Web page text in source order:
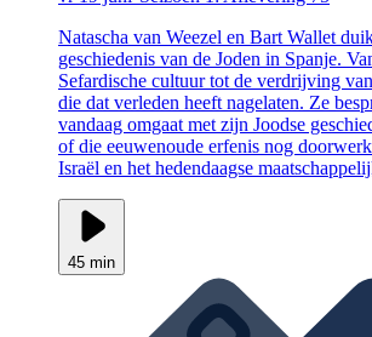
Natascha van Weezel en Bart Wallet
geschiedenis van de Joden in Spanje.
Sefardische cultuur tot de verdrijving
die dat verleden heeft nagelaten. Ze
vandaag omgaat met zijn Joodse
of die eeuwenoude erfenis nog
Israël en het hedendaagse
45 min